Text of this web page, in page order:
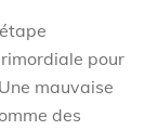
pour
mauvaise
des